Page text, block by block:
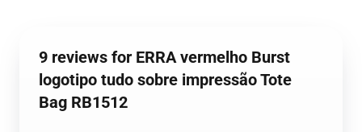
9 reviews for ERRA vermelho Burst
logotipo tudo sobre impressão Tote
Bag RB1512